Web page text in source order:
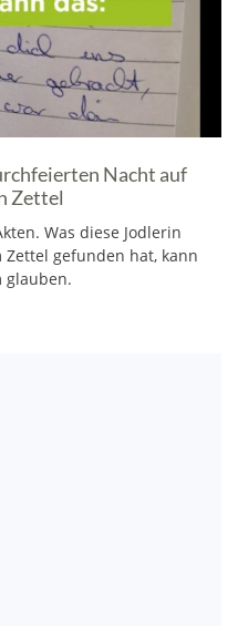
Nacht auf
Zettel
Was diese Jodlerin
gefunden hat, kann
glauben.